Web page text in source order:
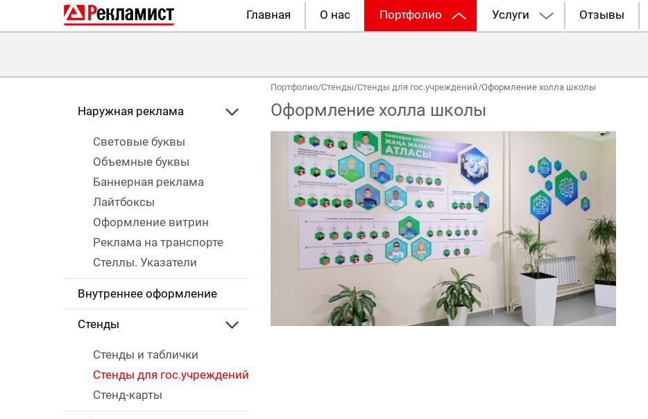
Главная О нас Портфолио Услуги Отзывы
Наружная реклама
Световые буквы
Объемные буквы
Баннерная реклама
Лайтбоксы
Оформление витрин
Реклама на транспорте
Стеллы. Указатели
Внутреннее оформление
Стенды
Стенды и таблички
Стенды для гос.учреждений
Стенд-карты
Портфолио/Стенды/Стенды для гос.учреждений/Оформление холла школы
Оформление холла школы